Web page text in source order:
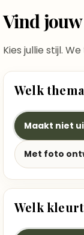
Vind
Kies jullie stijl.
Welk
Maakt niet
Met foto
Welk